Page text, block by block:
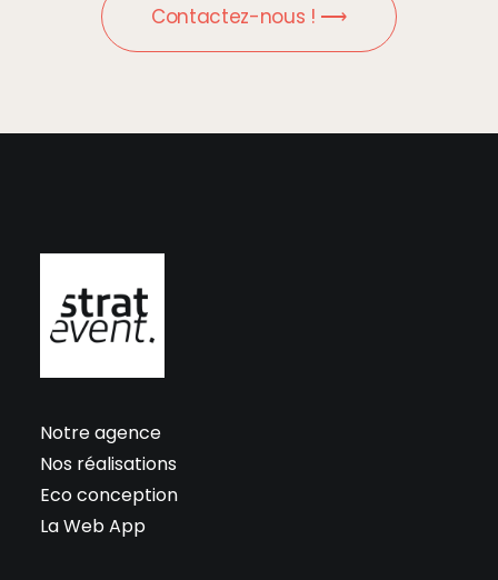
Contactez-nous ! ⟶
Notre agence
Nos réalisations
Eco conception
La Web App